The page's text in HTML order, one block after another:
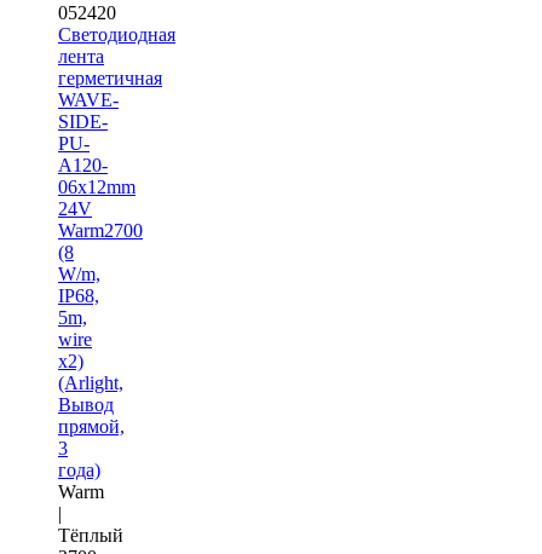
052420
Светодиодная
лента
герметичная
WAVE-
SIDE-
PU-
A120-
06x12mm
24V
Warm2700
(8
W/m,
IP68,
5m,
wire
x2)
(Arlight,
Вывод
прямой,
3
года)
Warm
|
Тёплый